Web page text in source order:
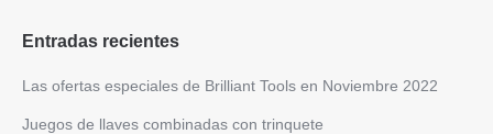
Entradas recientes
Las ofertas especiales de Brilliant Tools en Noviembre 2022
Juegos de llaves combinadas con trinquete